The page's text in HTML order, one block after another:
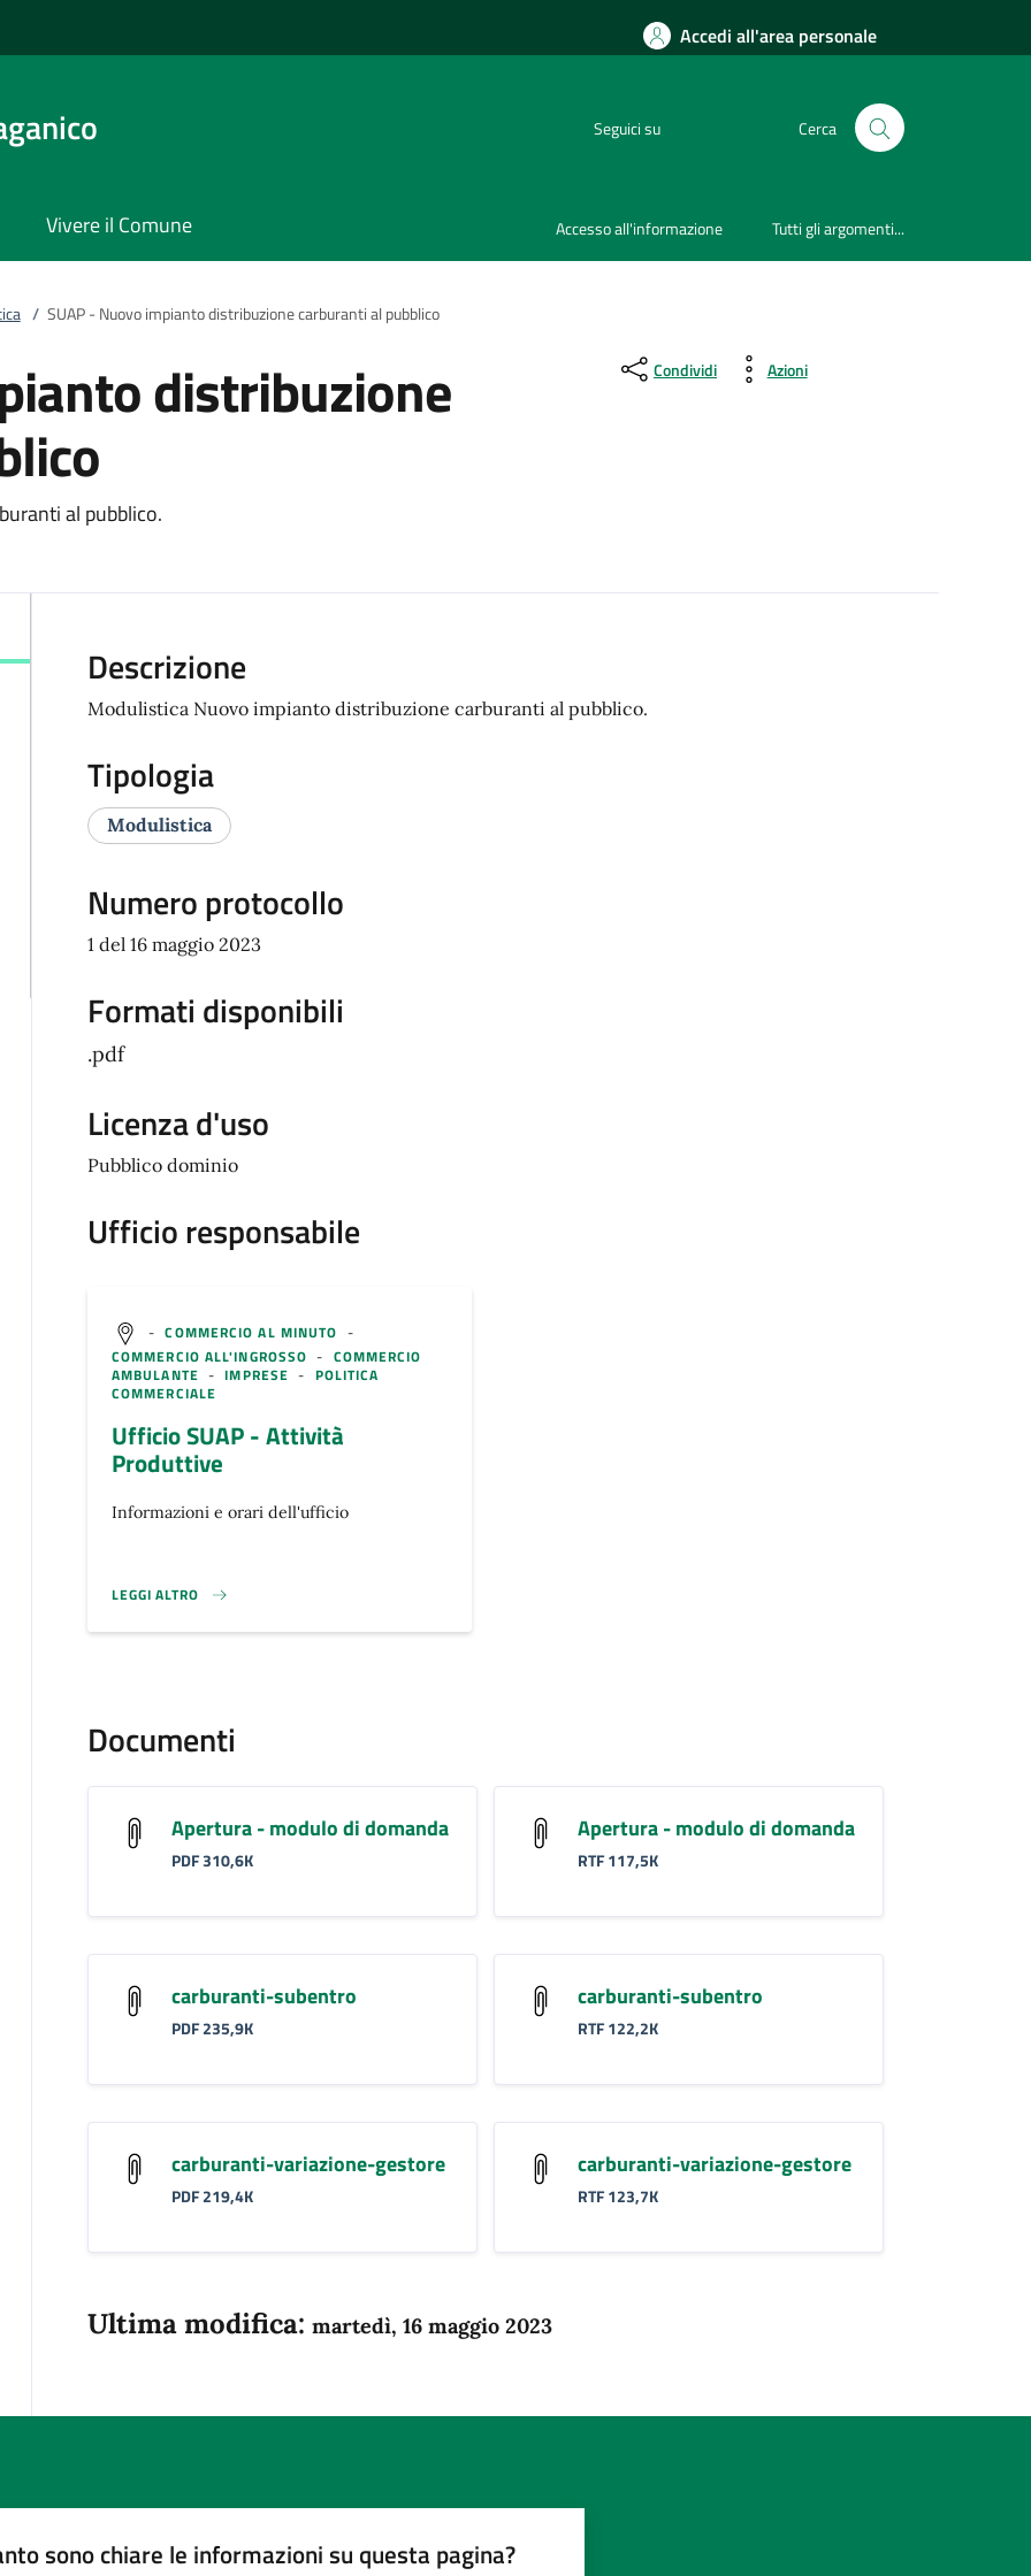
Accedi all'area personale
Seguici su Cerca
Vivere il Comune Accesso all'informazione Tutti gli argomenti...
/ SUAP - Nuovo impianto distribuzione carburanti al pubblico
distribuzione
al pubblico.
Condividi Azioni
Descrizione
Modulistica Nuovo impianto distribuzione carburanti al pubblico.
Tipologia
Modulistica
Numero protocollo
1 del 16 maggio 2023
Formati disponibili
.pdf
Licenza d'uso
Pubblico dominio
Ufficio responsabile
- COMMERCIO AL MINUTO -
COMMERCIO ALL'INGROSSO - COMMERCIO
AMBULANTE -IMPRESE - POLITICA
COMMERCIALE
Ufficio SUAP - Attività
Produttive
Informazioni e orari dell'ufficio
LEGGI ALTRO
}
Documenti
Apertura - modulo di domanda
PDF 310,6K
Apertura - modulo di domanda
RTF 117,5K
carburanti-subentro
PDF 235,9K
carburanti-subentro
RTF 122,2K
carburanti-variazione-gestore
PDF 219,4K
carburanti-variazione-gestore
RTF 123,7K
Ultima modifica: martedì, 16 maggio 2023
sono chiare le informazioni su questa pagina?